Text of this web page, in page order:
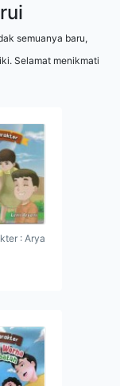
semuanya baru,
Selamat menikmati
: Arya